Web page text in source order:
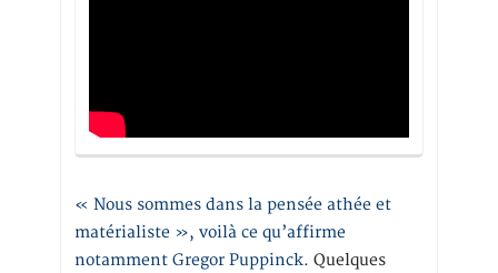
« Nous sommes dans la pensée athée et
matérialiste », voilà ce qu’affirme
notamment Gregor Puppinck. Quelques